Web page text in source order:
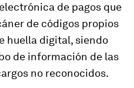
de pagos que
de códigos propios
huella digital, siendo
de información de las
no reconocidos.